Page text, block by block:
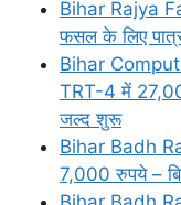
Bihar Rajya
फसल के लिए
Bihar
TRT-4 में
जल्द शुरू
Bihar Badh
7,000 रुपये –